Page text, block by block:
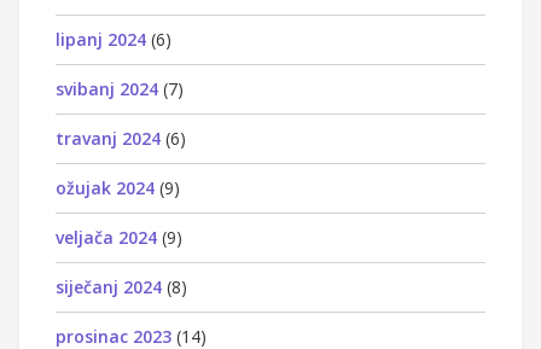
lipanj 2024 (6)
svibanj 2024 (7)
travanj 2024 (6)
ožujak 2024 (9)
veljača 2024 (9)
siječanj 2024 (8)
prosinac 2023 (14)